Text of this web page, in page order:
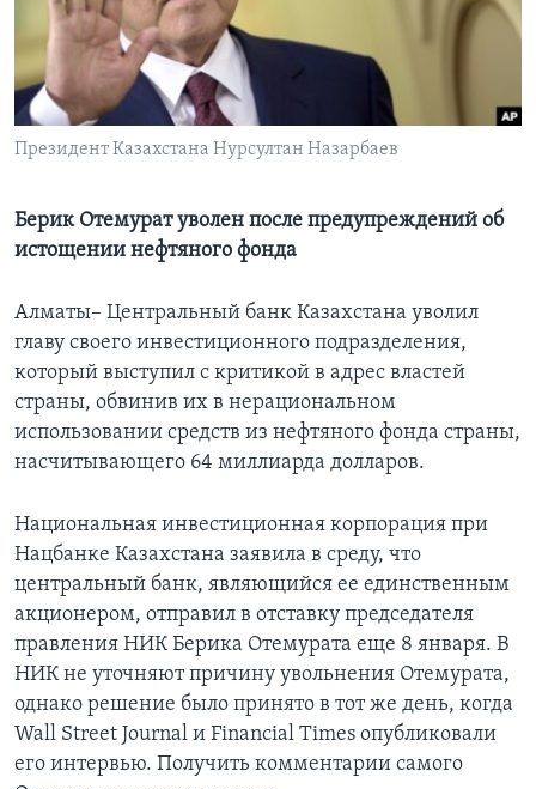
Learning English
СОЦИАЛЬНЫЕ СЕТИ
Языки
Президент Казахстана Нурсултан Назарбаев
Берик Отемурат уволен после предупреждений об
истощении нефтяного фонда
Алматы– Центральный банк Казахстана уволил
главу своего инвестиционного подразделения,
который выступил с критикой в адрес властей
страны, обвинив их в нерациональном
использовании средств из нефтяного фонда страны,
насчитывающего 64 миллиарда долларов.
Национальная инвестиционная корпорация при
Нацбанке Казахстана заявила в среду, что
центральный банк, являющийся ее единственным
акционером, отправил в отставку председателя
правления НИК Берика Отемурата еще 8 января. В
НИК не уточняют причину увольнения Отемурата,
однако решение было принято в тот же день, когда
Wall Street Journal и Financial Times опубликовали
его интервью. Получить комментарии самого